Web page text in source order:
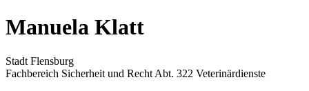
Manuela Klatt
Stadt Flensburg
Fachbereich Sicherheit und Recht Abt. 322 Veterinärdienste